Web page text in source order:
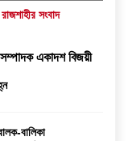
রাজশাহীর সংবাদ
সম্পাদক একাদশ বিজয়ী
বালিকা